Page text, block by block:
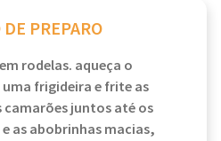
PREPARO
rodelas. aqueça o
frigideira e frite as
juntos até os
as abobrinhas macias,